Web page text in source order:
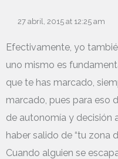
27 abril, 2015 at 12:25 am
Efectivamente, yo
uno mismo es
que te has marcado,
marcado, pues para eso
de autonomía y decisión
haber salido de “tu zona
Cuando alguien se